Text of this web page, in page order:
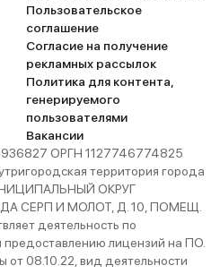
Пользовательское
соглашение
Согласие на получение
рекламных рассылок
Политика для контента,
генерируемого
пользователями
Вакансии
ОРГН 1127746774825
территория города
ОКРУГ
СЕРП И МОЛОТ, Д. 10, ПОМЕЩ.
деятельность по
лицензий на ПО.
08.10.22, вид деятельности